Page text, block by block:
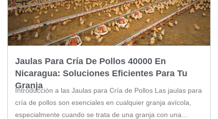
Jaulas Para Cría De Pollos 40000 En
Nicaragua: Soluciones Eficientes Para Tu
Granja
Introducción a las Jaulas para Cría de Pollos Las jaulas para
cría de pollos son esenciales en cualquier granja avícola,
especialmente cuando se trata de una granja con una